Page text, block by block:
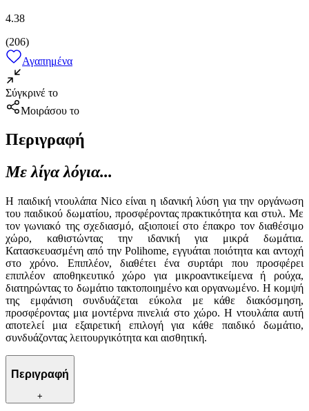
4.38
(206)
Αγαπημένα
Σύγκρινέ το
Μοιράσου το
Περιγραφή
Με λίγα λόγια...
Η παιδική ντουλάπα Nico είναι η ιδανική λύση για την οργάνωση
του παιδικού δωματίου, προσφέροντας πρακτικότητα και στυλ. Με
τον γωνιακό της σχεδιασμό, αξιοποιεί στο έπακρο τον διαθέσιμο
χώρο, καθιστώντας την ιδανική για μικρά δωμάτια.
Κατασκευασμένη από την Polihome, εγγυάται ποιότητα και αντοχή
στο χρόνο. Επιπλέον, διαθέτει ένα συρτάρι που προσφέρει
επιπλέον αποθηκευτικό χώρο για μικροαντικείμενα ή ρούχα,
διατηρώντας το δωμάτιο τακτοποιημένο και οργανωμένο. Η κομψή
της εμφάνιση συνδυάζεται εύκολα με κάθε διακόσμηση,
προσφέροντας μια μοντέρνα πινελιά στο χώρο. Η ντουλάπα αυτή
αποτελεί μια εξαιρετική επιλογή για κάθε παιδικό δωμάτιο,
συνδυάζοντας λειτουργικότητα και αισθητική.
Περιγραφή
+